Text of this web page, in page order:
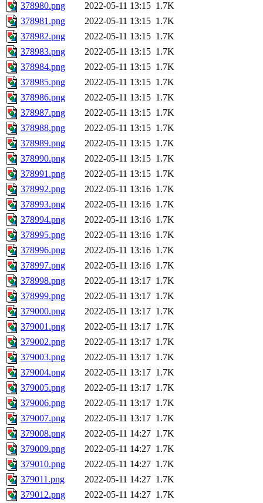
378980.png
2022-05-11 13:15 1.7K
378981.png
2022-05-11 13:15 1.7K
378982.png
2022-05-11 13:15 1.7K
378983.png
2022-05-11 13:15 1.7K
378984.png
2022-05-11 13:15 1.7K
378985.png
2022-05-11 13:15 1.7K
378986.png
2022-05-11 13:15 1.7K
378987.png
2022-05-11 13:15 1.7K
378988.png
2022-05-11 13:15 1.7K
378989.png
2022-05-11 13:15 1.7K
378990.png
2022-05-11 13:15 1.7K
378991.png
2022-05-11 13:15 1.7K
378992.png
2022-05-11 13:16 1.7K
378993.png
2022-05-11 13:16 1.7K
378994.png
2022-05-11 13:16 1.7K
378995.png
2022-05-11 13:16 1.7K
378996.png
2022-05-11 13:16 1.7K
378997.png
2022-05-11 13:16 1.7K
378998.png
2022-05-11 13:17 1.7K
378999.png
2022-05-11 13:17 1.7K
379000.png
2022-05-11 13:17 1.7K
379001.png
2022-05-11 13:17 1.7K
379002.png
2022-05-11 13:17 1.7K
379003.png
2022-05-11 13:17 1.7K
379004.png
2022-05-11 13:17 1.7K
379005.png
2022-05-11 13:17 1.7K
379006.png
2022-05-11 13:17 1.7K
379007.png
2022-05-11 13:17 1.7K
379008.png
2022-05-11 14:27 1.7K
379009.png
2022-05-11 14:27 1.7K
379010.png
2022-05-11 14:27 1.7K
379011.png
2022-05-11 14:27 1.7K
379012.png
2022-05-11 14:27 1.7K